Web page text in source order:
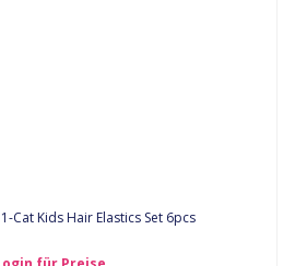
I-E18.2 H001-011-Cat Kids Hair Elastics Set 6pcs